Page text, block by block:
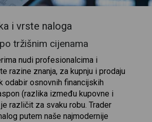
i vrste naloga
tržišnim cijenama
nudi profesionalcima i
razine znanja, za kupnju i prodaju
odabir osnovnih financijskih
(razlika između kupovne i
različit za svaku robu. Trader
putem naše najmodernije